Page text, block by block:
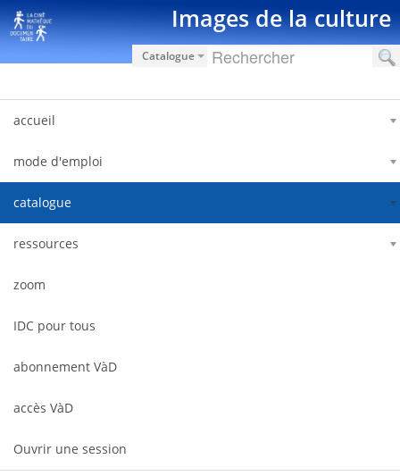
Saut au contenu Images de la culture
Catalogue
accueil
mode d'emploi
catalogue
ressources
zoom
IDC pour tous
abonnement VàD
accès VàD
Ouvrir une session